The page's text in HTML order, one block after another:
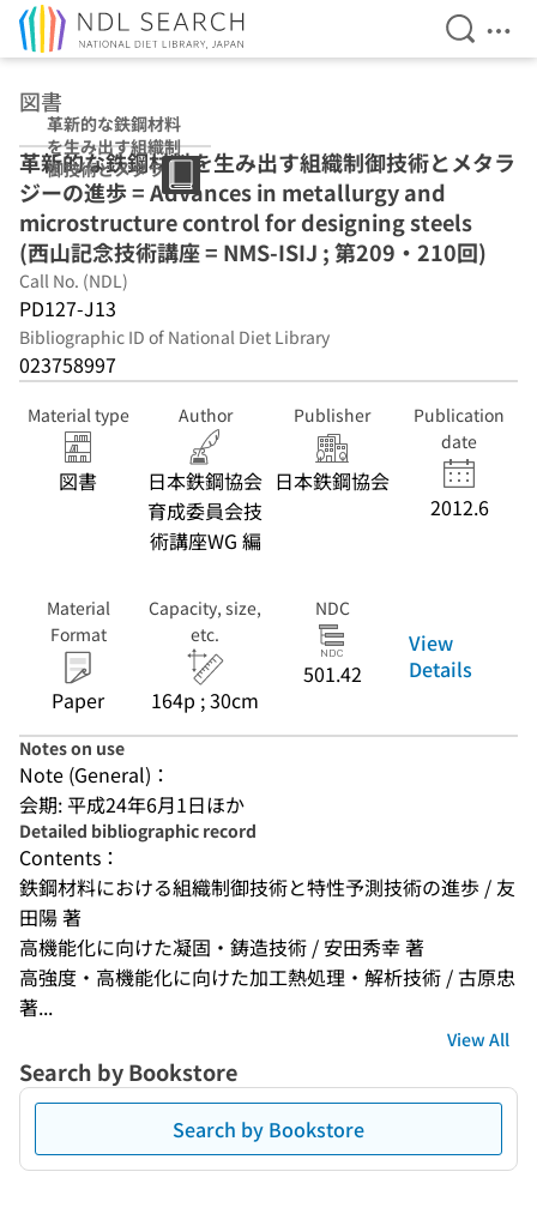
Open
図書
革新的な鉄鋼材料
を生み出す組織制
御技術とメタラジ
ーの進歩 (西山記
念技術講座 =
NMS-ISIJ ; 第
209・210回)
革新的な鉄鋼材料を生み出す組織制御技術とメタラ
ジーの進歩 = Advances in metallurgy and
microstructure control for designing steels
(西山記念技術講座 = NMS-ISIJ ; 第209・210回)
Call No. (NDL)
PD127-J13
Bibliographic ID of National Diet Library
023758997
Material type
図書
Author
日本鉄鋼協会
育成委員会技
術講座WG 編
Publisher
日本鉄鋼協会
Publication
date
2012.6
Material
Format
Paper
Capacity, size,
etc.
164p ; 30cm
NDC
501.42
View
Details
Notes on use
Note (General)：
会期: 平成24年6月1日ほか
Detailed bibliographic record
Contents：
鉄鋼材料における組織制御技術と特性予測技術の進歩 / 友
田陽 著
高機能化に向けた凝固・鋳造技術 / 安田秀幸 著
高強度・高機能化に向けた加工熱処理・解析技術 / 古原忠
著...
View All
Search by Bookstore
Search by Bookstore